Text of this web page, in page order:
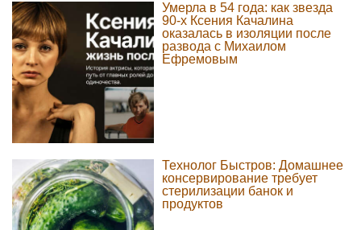
Умерла в 54 года: как звезда
90-х Ксения Качалина
оказалась в изоляции после
развода с Михаилом
Ефремовым
Технолог Быстров: Домашнее
консервирование требует
стерилизации банок и
продуктов